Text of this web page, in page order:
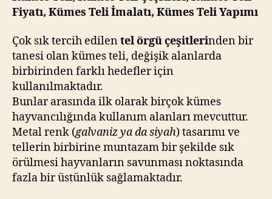
Teli
Kümes
Teli
İmalatı,
Kümes
Yapımı
Fiyatı, Kümes Teli İmalatı, Kümes Teli Yapımı
Çok sık tercih edilentel örgü çeşitlerinden bir
tanesi olan kümes teli, değişik alanlarda
birbirinden farklı hedefler için
kullanılmaktadır.
Bunlar arasında ilk olarak birçok kümes
hayvancılığında kullanım alanları mevcuttur.
Metal renk (galvaniz ya da siyah) tasarımı ve
tellerin birbirine muntazam bir şekilde sık
örülmesi hayvanların savunması noktasında
fazla bir üstünlük sağlamaktadır.